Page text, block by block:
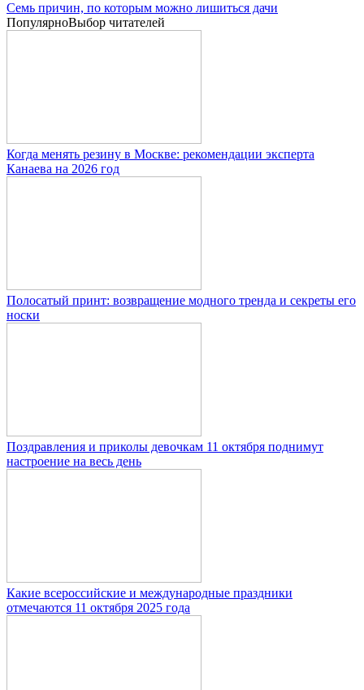
Семь причин, по которым можно лишиться дачи
ПопулярноВыбор читателей
Когда менять резину в Москве: рекомендации эксперта
Канаева на 2026 год
Полосатый принт: возвращение модного тренда и секреты его
носки
Поздравления и приколы девочкам 11 октября поднимут
настроение на весь день
Какие всероссийские и международные праздники
отмечаются 11 октября 2025 года